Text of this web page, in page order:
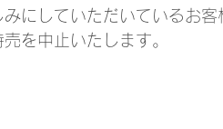
にしていただいているお客
を中止いたします。